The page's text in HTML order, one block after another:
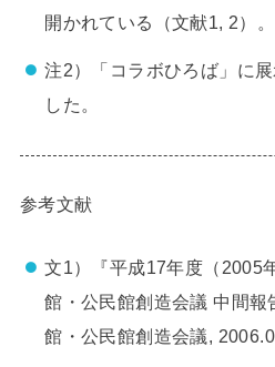
開かれている（文献1, 2）。
注2）「コラボひろば」に
した。
参考文献
文1）『平成17年度（2005
館・公民館創造会議 中間
館・公民館創造会議,